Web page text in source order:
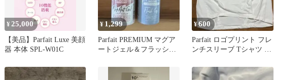
¥ 25,000
【美品】Parfait Luxe 美顔
器 本体 SPL-W01C
¥ 1,299
Parfait PREMIUM マグア
ートジェル＆フラッシュ
¥600
Parfait ロゴプリント フレ
ンチスリーブ Tシャツ ホ